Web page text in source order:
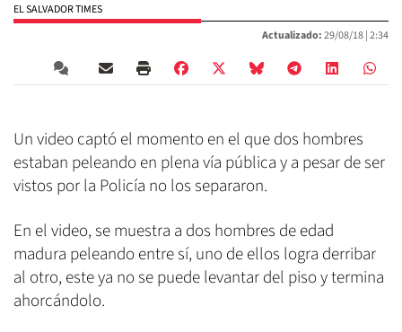
EL SALVADOR TIMES
Actualizado:29/08/18 |2:34
Un video captó el momento en el que dos hombres
estaban peleando en plena vía pública y a pesar de ser
vistos por la Policía no los separaron.
En el video, se muestra a dos hombres de edad
madura peleando entre sí, uno de ellos logra derribar
al otro, este ya no se puede levantar del piso y termina
ahorcándolo.